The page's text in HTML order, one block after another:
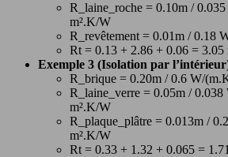
R_laine_roche = 0.10m /
m².K/W
R_revêtement = 0.01m / 0.18
Rt = 0.13 + 2.86 + 0.06 = 3.05
Exemple 3 (Isolation par
R_brique = 0.20m / 0.6 W/
R_laine_verre = 0.05m /
m².K/W
R_plaque_plâtre = 0.013m /
m².K/W
Rt = 0.33 + 1.32 + 0.065 =